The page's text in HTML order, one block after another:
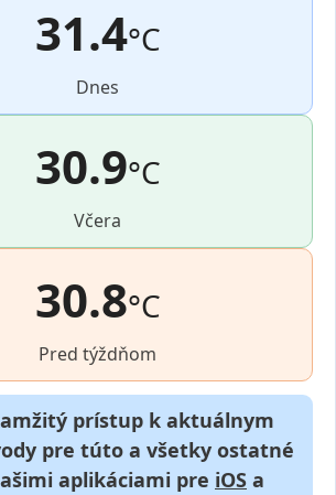
31.4°C
Dnes
30.9°C
Včera
30.8°C
Pred týždňom
prístup k aktuálnym
pre túto a všetky ostatné
aplikáciami pre iOS a